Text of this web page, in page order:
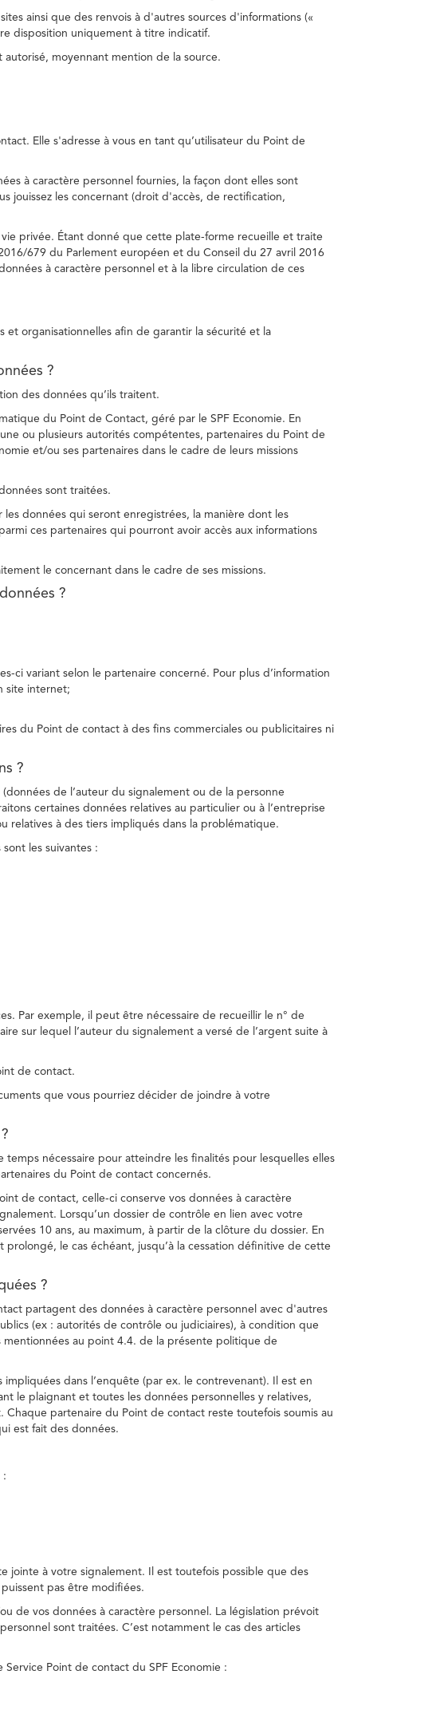
ainsi que des renvois à d'autres sources d'informations («
disposition uniquement à titre indicatif.
moyennant mention de la source.
Elle s'adresse à vous en tant qu’utilisateur du Point de
à caractère personnel fournies, la façon dont elles sont
jouissez les concernant (droit d'accès, de rectification,
privée. Étant donné que cette plate-forme recueille et traite
679 du Parlement européen et du Conseil du 27 avril 2016
à caractère personnel et à la libre circulation de ces
et organisationnelles afin de garantir la sécurité et la
?
des données qu’ils traitent.
du Point de Contact, géré par le SPF Economie. En
ou plusieurs autorités compétentes, partenaires du Point de
et/ou ses partenaires dans le cadre de leurs missions
sont traitées.
données qui seront enregistrées, la manière dont les
ces partenaires qui pourront avoir accès aux informations
le concernant dans le cadre de ses missions.
?
ci variant selon le partenaire concerné. Pour plus d’information
site internet;
du Point de contact à des fins commerciales ou publicitaires ni
?
de l’auteur du signalement ou de la personne
certaines données relatives au particulier ou à l’entreprise
relatives à des tiers impliqués dans la problématique.
les suivantes :
Par exemple, il peut être nécessaire de recueillir le n° de
sur lequel l’auteur du signalement a versé de l’argent suite à
de contact.
que vous pourriez décider de joindre à votre
temps nécessaire pour atteindre les finalités pour lesquelles elles
du Point de contact concernés.
de contact, celle-ci conserve vos données à caractère
Lorsqu’un dossier de contrôle en lien avec votre
10 ans, au maximum, à partir de la clôture du dossier. En
le cas échéant, jusqu’à la cessation définitive de cette
?
partagent des données à caractère personnel avec d'autres
(ex : autorités de contrôle ou judiciaires), à condition que
au point 4.4. de la présente politique de
dans l’enquête (par ex. le contrevenant). Il est en
le plaignant et toutes les données personnelles y relatives,
partenaire du Point de contact reste toutefois soumis au
est fait des données.
:
jointe à votre signalement. Il est toutefois possible que des
pas être modifiées.
de vos données à caractère personnel. La législation prévoit
sont traitées. C’est notamment le cas des articles
Point de contact du SPF Economie :